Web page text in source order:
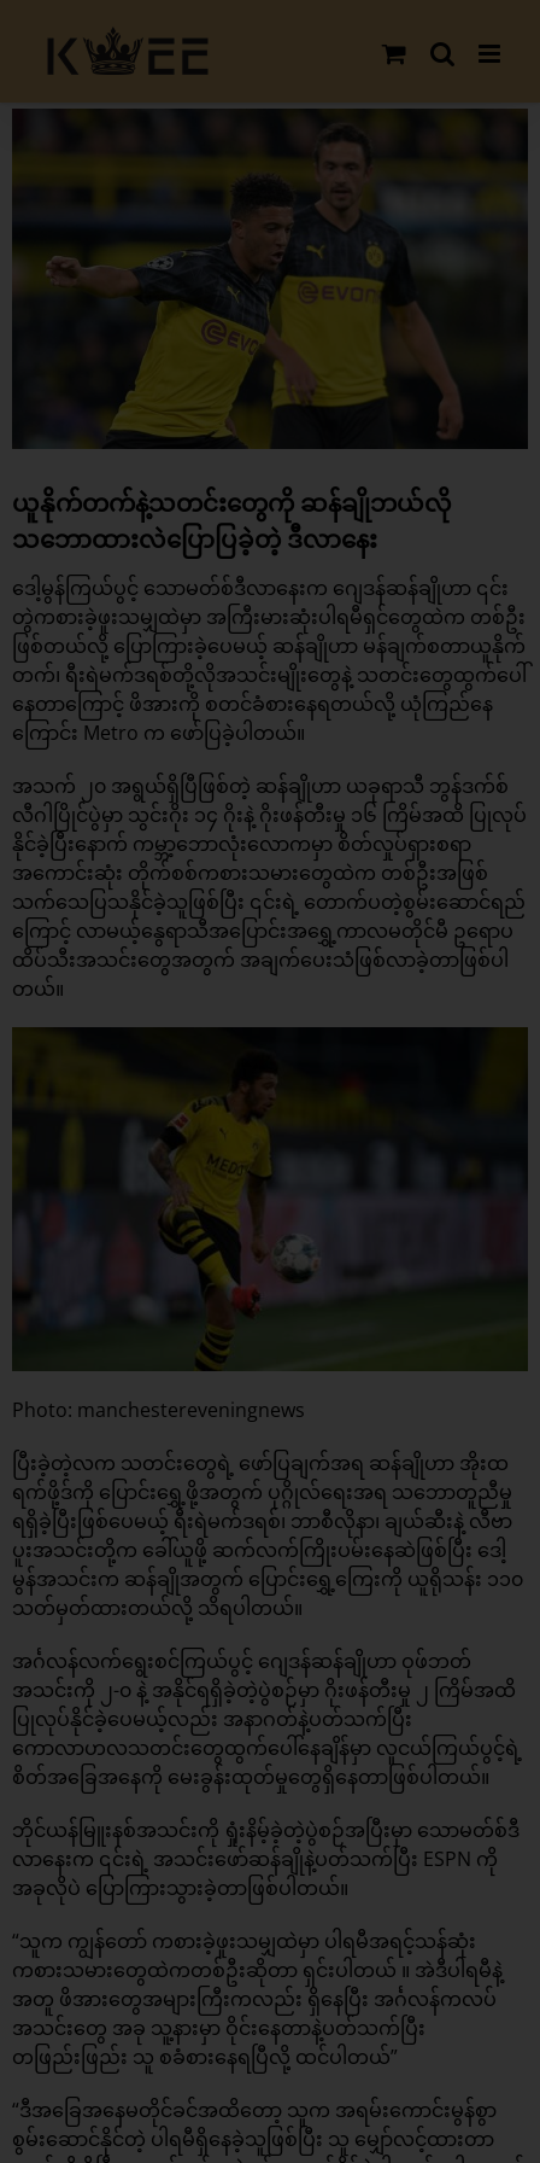
content
ယူနိုက်တက်နဲ့သတင်းတွေကို ဆန်ချိုဘယ်လို
သဘောထားလဲပြောပြခဲ့တဲ့ ဒီလာနေး
ဒေါ့မွန်ကြယ်ပွင့် သောမတ်စ်ဒီလာနေးက ဂျေဒန်ဆန်ချိုဟာ ၎င်း
တွဲကစားခဲ့ဖူးသမျှထဲမှာ အကြီးမားဆုံးပါရမီရှင်တွေထဲက တစ်ဦး
ဖြစ်တယ်လို့ ပြောကြားခဲ့ပေမယ့် ဆန်ချိုဟာ မန်ချက်စတာယူနိုက်
တက်၊ ရီးရဲမက်ဒရစ်တို့လိုအသင်းမျိုးတွေနဲ့ သတင်းတွေထွက်ပေါ်
နေတာကြောင့် ဖိအားကို စတင်ခံစားနေရတယ်လို့ ယုံကြည်နေ
ကြောင်း Metro က ဖော်ပြခဲ့ပါတယ်။
အသက် ၂၀ အရွယ်ရှိပြီဖြစ်တဲ့ ဆန်ချိုဟာ ယခုရာသီ ဘွန်ဒက်စ်
လီဂါပြိုင်ပွဲမှာ သွင်းဂိုး ၁၄ ဂိုးနဲ့ ဂိုးဖန်တီးမှု ၁၆ ကြိမ်အထိ ပြုလုပ်
နိုင်ခဲ့ပြီးနောက် ကမ္ဘာ့ဘောလုံးလောကမှာ စိတ်လှုပ်ရှားစရာ
အကောင်းဆုံး တိုက်စစ်ကစားသမားတွေထဲက တစ်ဦးအဖြစ်
သက်သေပြသနိုင်ခဲ့သူဖြစ်ပြီး ၎င်းရဲ့ တောက်ပတဲ့စွမ်းဆောင်ရည်
ကြောင့် လာမယ့်နွေရာသီအပြောင်းအရွှေ့ကာလမတိုင်မီ ဥရောပ
ထိပ်သီးအသင်းတွေအတွက် အချက်ပေးသံဖြစ်လာခဲ့တာဖြစ်ပါ
တယ်။
Photo: manchestereveningnews
ပြီးခဲ့တဲ့လက သတင်းတွေရဲ့ ဖော်ပြချက်အရ ဆန်ချိုဟာ အိုးထ
ရက်ဖို့ဒ်ကို ပြောင်းရွှေ့ဖို့အတွက် ပုဂ္ဂိုလ်ရေးအရ သဘောတူညီမှု
ရရှိခဲ့ပြီးဖြစ်ပေမယ့် ရီးရဲမက်ဒရစ်၊ ဘာစီလိုနာ၊ ချယ်ဆီးနဲ့ လီဗာ
ပူးအသင်းတို့က ခေါ်ယူဖို့ ဆက်လက်ကြိုးပမ်းနေဆဲဖြစ်ပြီး ဒေါ့
မွန်အသင်းက ဆန်ချိုအတွက် ပြောင်းရွှေ့ကြေးကို ယူရိုသန်း ၁၁၀
သတ်မှတ်ထားတယ်လို့ သိရပါတယ်။
အင်္ဂလန်လက်ရွေးစင်ကြယ်ပွင့် ဂျေဒန်ဆန်ချိုဟာ ဝုဖ်ဘတ်
အသင်းကို ၂-၀ နဲ့ အနိုင်ရရှိခဲ့တဲ့ပွဲစဉ်မှာ ဂိုးဖန်တီးမှု ၂ ကြိမ်အထိ
ပြုလုပ်နိုင်ခဲ့ပေမယ့်လည်း အနာဂတ်နဲ့ပတ်သက်ပြီး
ကောလာဟလသတင်းတွေထွက်ပေါ်နေချိန်မှာ လူငယ်ကြယ်ပွင့်ရဲ့
စိတ်အခြေအနေကို မေးခွန်းထုတ်မှုတွေရှိနေတာဖြစ်ပါတယ်။
ဘိုင်ယန်မြူးနစ်အသင်းကို ရှုံးနိမ့်ခဲ့တဲ့ပွဲစဉ်အပြီးမှာ သောမတ်စ်ဒီ
လာနေးက ၎င်းရဲ့ အသင်းဖော်ဆန်ချိုနဲ့ပတ်သက်ပြီး ESPN ကို
အခုလိုပဲ ပြောကြားသွားခဲ့တာဖြစ်ပါတယ်။
“သူက ကျွန်တော် ကစားခဲ့ဖူးသမျှထဲမှာ ပါရမီအရင့်သန်ဆုံး
ကစားသမားတွေထဲကတစ်ဦးဆိုတာ ရှင်းပါတယ် ။ အဲဒီပါရမီနဲ့
အတူ ဖိအားတွေအများကြီးကလည်း ရှိနေပြီး အင်္ဂလန်ကလပ်
အသင်းတွေ အခု သူ့နားမှာ ဝိုင်းနေတာနဲ့ပတ်သက်ပြီး
တဖြည်းဖြည်း သူ စခံစားနေရပြီလို့ ထင်ပါတယ်”
“ဒီအခြေအနေမတိုင်ခင်အထိတော့ သူက အရမ်းကောင်းမွန်စွာ
စွမ်းဆောင်နိုင်တဲ့ ပါရမီရှိနေခဲ့သူဖြစ်ပြီး သူ မျှော်လင့်ထားတာ